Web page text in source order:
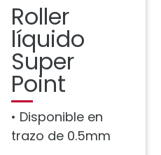
Roller
líquido
Super
Point
• Disponible en
trazo de 0.5mm